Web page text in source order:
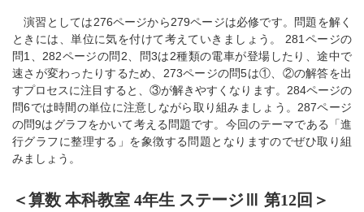
演習としては276ページから279ページは必修です。問題を解く
ときには、単位に気を付けて考えていきましょう。 281ページの
問1、282ページの問2、問3は2種類の電車が登場したり、途中で
速さが変わったりするため、273ページの問5は①、②の解答を出
すプロセスに注目すると、③が解きやすくなります。284ページの
問6では時間の単位に注意しながら取り組みましょう。287ページ
の問9はグラフをかいて考える問題です。今回のテーマである「進
行グラフに整理する」を象徴する問題となりますのでぜひ取り組
みましょう。
＜算数 本科教室 4年生 ステージⅢ 第12回＞